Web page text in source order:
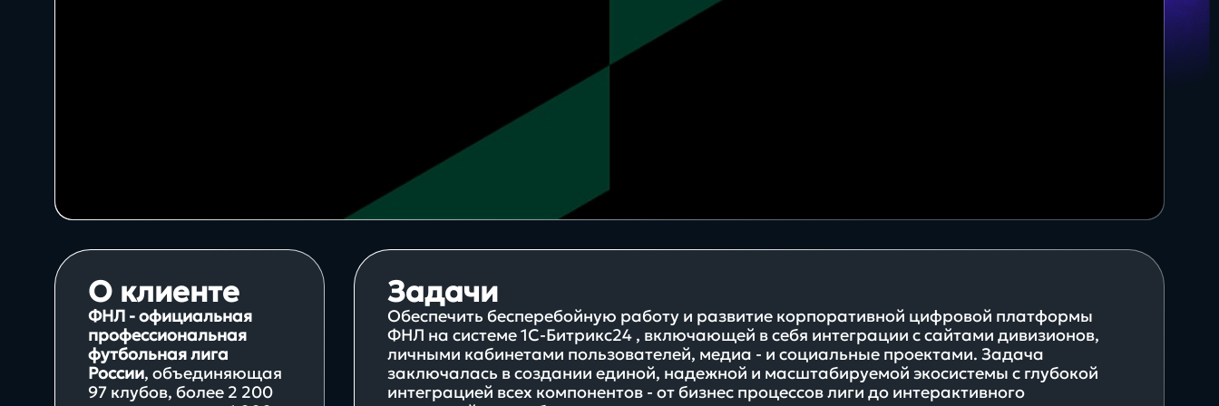
Платформа
System
XRM системы
BPM системы
Битрикс24 КЭДО + Госключ
Хостинг/VDS
успешных проектов для
бизнеса
Блог
Бизнес Интересы Будущее
О клиенте
ФНЛ - официальная
профессиональная
футбольная лига
России, объединяющая
97 клубов, более 2 200
Задачи
Обеспечить бесперебойную работу и развитие корпоративной цифровой платформы
ФНЛ на системе 1С-Битрикс24 , включающей в себя интеграции с сайтами дивизионов,
личными кабинетами пользователей, медиа - и социальные проектами. Задача
заключалась в создании единой, надежной и масштабируемой экосистемы с глубокой
интеграцией всех компонентов - от бизнес процессов лиги до интерактивного